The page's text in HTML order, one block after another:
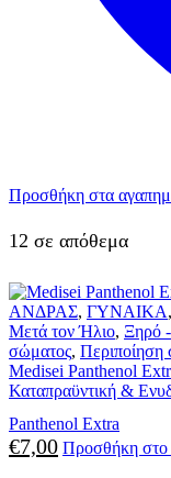
Προσθήκη στα
12 σε απόθεμα
ΑΝΔΡΑΣ, ΓΥΝΑΙΚΑ,
Μετά τον Ήλιο, Ξηρό
σώματος, Περιποίηση
Medisei Panthenol
Καταπραϋντική &
Panthenol Extra
€7,00 Προσθήκη στο